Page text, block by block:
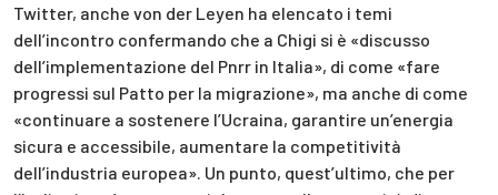
Twitter, anche von der Leyen ha elencato i temi
dell’incontro confermando che a Chigi si è «discusso
dell’implementazione del Pnrr in Italia», di come «fare
progressi sul Patto per la migrazione», ma anche di come
«continuare a sostenere l’Ucraina, garantire un’energia
sicura e accessibile, aumentare la competitività
dell’industria europea». Un punto, quest’ultimo, che per